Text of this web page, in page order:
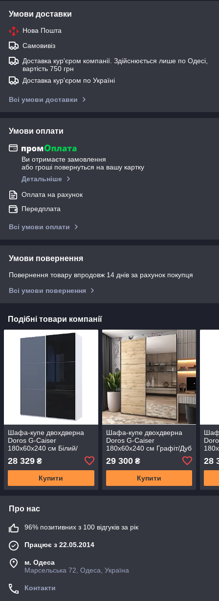
Умови доставки
Нова Пошта
Самовивіз
Доставка кур'єром компанії. Здійснюється лише по Одесі,
вартість 750 грн
Доставка кур'єром по Україні
Всі умови доставки
Умови оплати
Ви отримаєте замовлення
або гроші повернуться на вашу картку
Детальніше
Оплата на рахунок
Передплата
Всі умови оплати
Умови повернення
Повернення товару впродовж 14 днів за рахунок покупця
Всі умови повернення
Подібні товари компанії
Шафа-купе двохдверна
Doros G-Caiser
180х60х240 см Білий/
(DRS-011020)
28 329 ₴
Купити
Шафа-купе двохдверна
Doros G-Caiser
180х60х240 см Графіт/Дуб
011227)
29 300₴
Купити
28
Про нас
96% позитивних з 100 відгуків за рік
Працює з 22.05.2014
м. Одеса
Марсельська 72, Одеса, Україна
Контакти